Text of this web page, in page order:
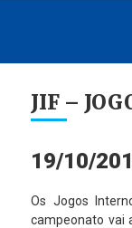
JIF –
19/10/
Os Jogos
campeonato vai